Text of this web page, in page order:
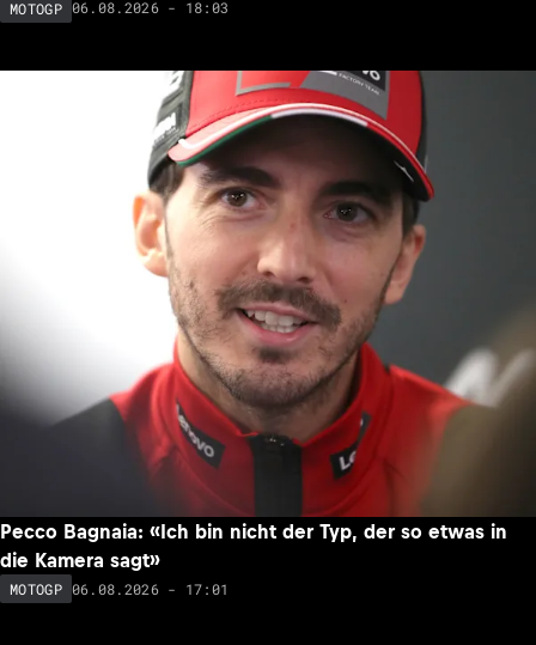
MOTOGP 06.08.2026 - 18:03
Pecco Bagnaia: «Ich bin nicht der Typ, der so etwas in
die Kamera sagt»
MOTOGP 06.08.2026 - 17:01